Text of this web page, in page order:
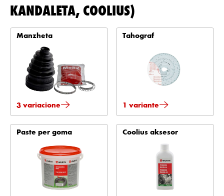
KANDALETA, COOLIUS)
Manzheta
3 variacione
Tahograf
1 variante
Paste per goma Coolius aksesor